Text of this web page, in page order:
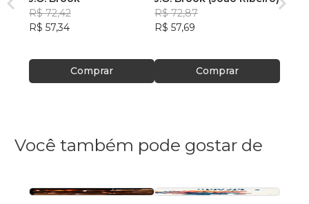
R$ 72,42
R$ 57,34
Comprar
R$ 72,87
R$ 57,69
Comprar
Você também pode gostar de